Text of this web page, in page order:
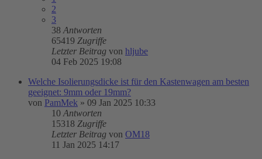
2
3
38 Antworten
65419 Zugriffe
Letzter Beitrag von hljube
04 Feb 2025 19:08
Welche Isolierungsdicke ist für den Kastenwagen am besten
geeignet: 9mm oder 19mm?
von PamMek » 09 Jan 2025 10:33
10 Antworten
15318 Zugriffe
Letzter Beitrag von OM18
11 Jan 2025 14:17